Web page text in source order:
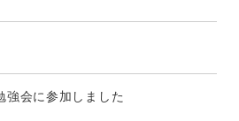
強会に参加しました